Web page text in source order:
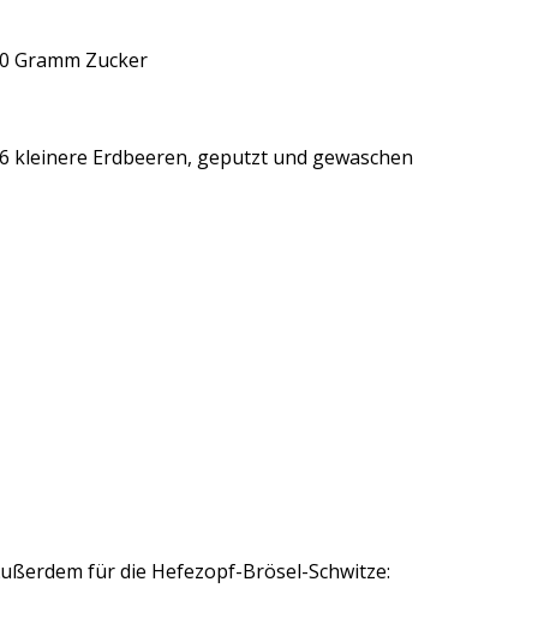
Gramm Zucker
kleinere Erdbeeren, geputzt und gewaschen
für die Hefezopf-Brösel-Schwitze: